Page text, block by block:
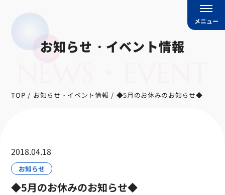
メニュー
お知らせ・イベント情報
TOP お知らせ・イベント情報 ◆5月のお休みのお知らせ◆
2018.04.18
お知らせ
◆5月のお休みのお知らせ◆